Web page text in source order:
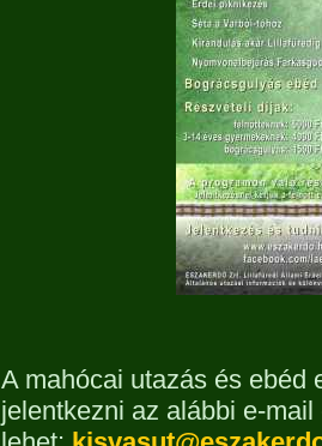
A mahócai utazás és ebéd
jelentkezni az alábbi e-mail